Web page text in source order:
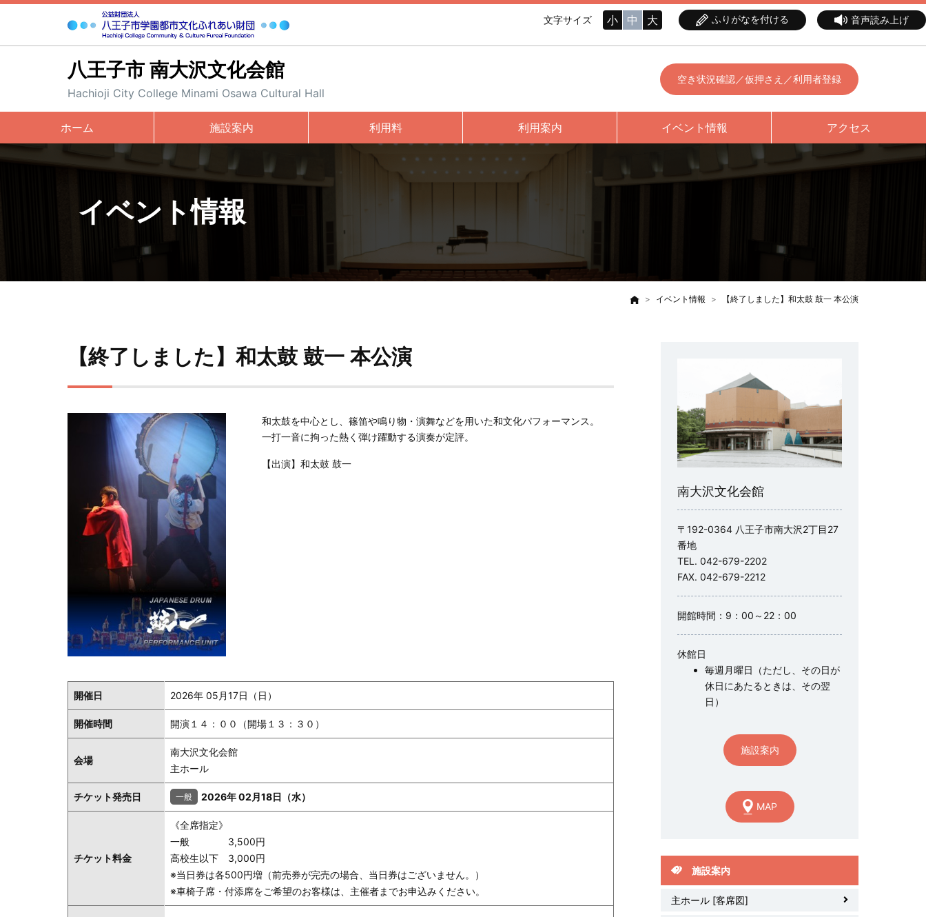
八王子市 南大沢文化会館
Hachioji City College Minami Osawa Cultural Hall
空き状況確認／仮押さえ／利用者登録
ホーム 施設案内 利用料 利用案内 イベント情報 アクセス
文字サイズ 小 中 大 ふりがなを付ける 音声読み上げ
イベント情報
イベント情報 【終了しました】和太鼓 鼓一 本公演
【終了しました】和太鼓 鼓一 本公演
和太鼓を中心とし、篠笛や鳴り物・演舞などを用いた和文化パフォーマンス。
一打一音に拘った熱く弾け躍動する演奏が定評。
【出演】和太鼓 鼓一
開催日 2026年 05月17日（日）
開催時間 開演１４：００（開場１３：３０）
会場
南大沢文化会館
主ホール
チケット発売日 2026年 02月18日（水）
チケット料金
《全席指定》
一般 3,500円
高校生以下 3,000円
※当日券は各500円増（前売券が完売の場合、当日券はございません。）
※車椅子席・付添席をご希望のお客様は、主催者までお申込みください。
南大沢文化会館
〒192-0364 八王子市南大沢2丁目27
番地
TEL. 042-679-2202
FAX. 042-679-2212
開館時間：9：00～22：00
休館日
毎週月曜日（ただし、その日が
休日にあたるときは、その翌
日）
施設案内
MAP
施設案内
主ホール [客席図]